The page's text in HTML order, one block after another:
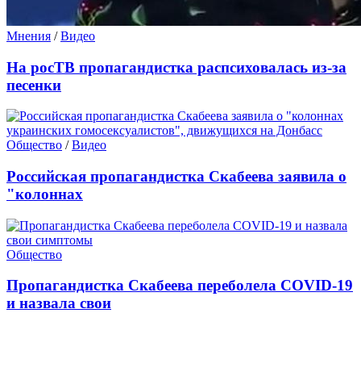
Мнения /Видео
На росТВ пропагандистка распсиховалась из-за
песенки
Общество /Видео
Российская пропагандистка Скабеева заявила о
"колоннах
Общество
Пропагандистка Скабеева переболела COVID-19
и назвала свои